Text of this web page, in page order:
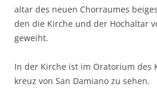
al­tar des neu­en Chor­rau­mes
den die Kir­che und der Hoch­al­tar
geweiht.
In der Kir­che ist im Ora­to­ri­um des
kreuz von San Dami­a­no zu sehen.